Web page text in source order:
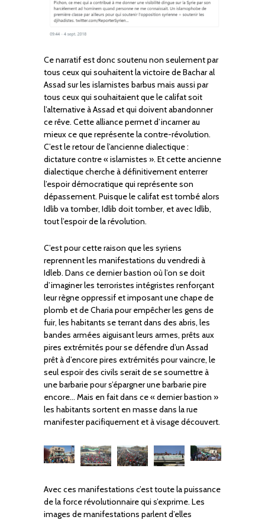
Ce narratif est donc soutenu non seulement par
tous ceux qui souhaitent la victoire de Bachar al
Assad sur les islamistes barbus mais aussi par
tous ceux qui souhaitaient que le califat soit
l’alternative à Assad et qui doivent abandonner
ce rêve. Cette alliance permet d’incarner au
mieux ce que représente la contre-révolution.
C’est le retour de l’ancienne dialectique :
dictature contre « islamistes ». Et cette ancienne
dialectique cherche à définitivement enterrer
l’espoir démocratique qui représente son
dépassement. Puisque le califat est tombé alors
Idlib va tomber, Idlib doit tomber, et avec Idlib,
tout l’espoir de la révolution.
C’est pour cette raison que les syriens
reprennent les manifestations du vendredi à
Idleb. Dans ce dernier bastion où l’on se doit
d’imaginer les terroristes intégristes renforçant
leur règne oppressif et imposant une chape de
plomb et de Charia pour empêcher les gens de
fuir, les habitants se terrant dans des abris, les
bandes armées aiguisant leurs armes, prêts aux
pires extrémités pour se défendre d’un Assad
prêt à d’encore pires extrémités pour vaincre, le
seul espoir des civils serait de se soumettre à
une barbarie pour s’épargner une barbarie pire
encore… Mais en fait dans ce « dernier bastion »
les habitants sortent en masse dans la rue
manifester pacifiquement et à visage découvert.
Avec ces manifestations c’est toute la puissance
de la force révolutionnaire qui s’exprime. Les
images de manifestations parlent d’elles